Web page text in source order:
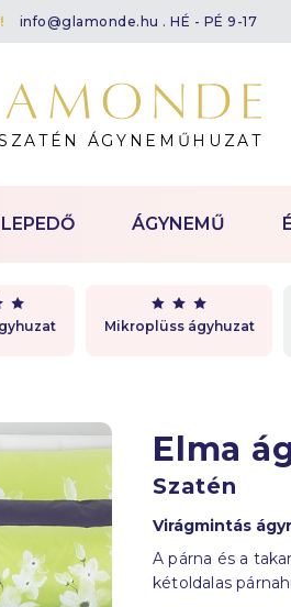
info@glamonde.hu . HÉ - PÉ 9-17
ÁGYNEMŰHUZAT
Mikroplüss ágyhuzat
LEPEDŐ ÁGYNEMŰ
Elma
Szatén
Virágmintás
A párna és a
kétoldalas